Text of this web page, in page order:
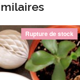
Rupture de stock